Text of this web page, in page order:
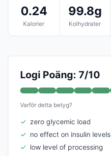
0.24
Kalorier
99.8g
Kolhydrater
Logi Poäng: 7/10
Varför detta betyg?
✓ zero glycemic load
✓ no effect on insulin levels
✓ low level of processing